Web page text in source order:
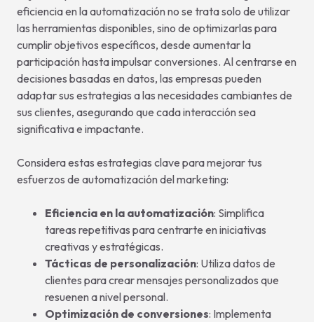
eficiencia en la automatización no se trata solo de utilizar
las herramientas disponibles, sino de optimizarlas para
cumplir objetivos específicos, desde aumentar la
participación hasta impulsar conversiones. Al centrarse en
decisiones basadas en datos, las empresas pueden
adaptar sus estrategias a las necesidades cambiantes de
sus clientes, asegurando que cada interacción sea
significativa e impactante.
Considera estas estrategias clave para mejorar tus
esfuerzos de automatización del marketing:
Eficiencia en la automatización: Simplifica
tareas repetitivas para centrarte en iniciativas
creativas y estratégicas.
Tácticas de personalización: Utiliza datos de
clientes para crear mensajes personalizados que
resuenen a nivel personal.
Optimización de conversiones: Implementa